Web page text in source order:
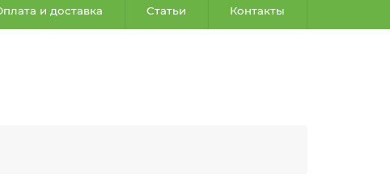
и доставка Статьи Контакты